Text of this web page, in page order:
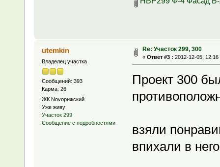
utemkin
Владелец участка
Сообщений: 393
Карма: 26
ЖК Novoрижский
Уже живу
Участок 299
Сообщение с подробностями
Re: Участок 299, 300
« Ответ #3 : 2012-12-05, 12:16
Проект 300
взяли
впихали в